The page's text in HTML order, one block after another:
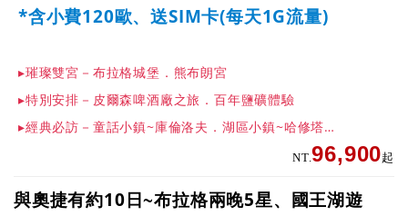
*含小費120歐、送SIM卡(每天1G流量)
▸璀璨雙宮－布拉格城堡．熊布朗宮
▸特別安排－皮爾森啤酒廠之旅．百年鹽礦體驗
▸經典必訪－童話小鎮~庫倫洛夫．湖區小鎮~哈修塔特
NT.96,900起
與奧捷有約10日~布拉格兩晚5星、國王湖遊